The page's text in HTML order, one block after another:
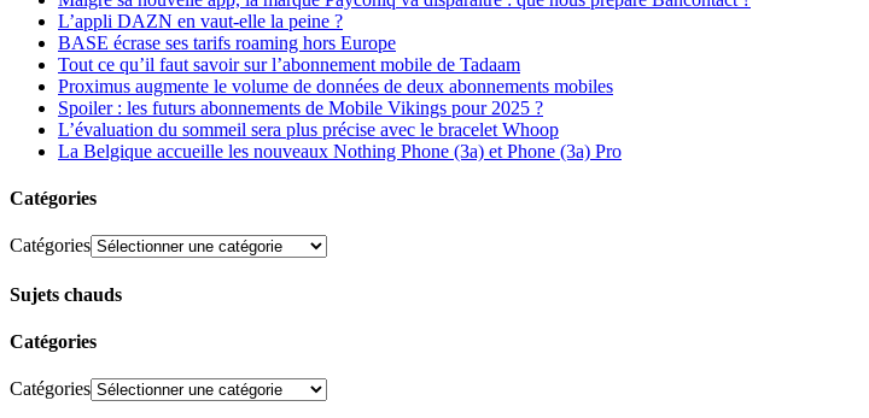
L’appli DAZN en vaut-elle la peine ?
BASE écrase ses tarifs roaming hors Europe
Tout ce qu’il faut savoir sur l’abonnement mobile de Tadaam
Proximus augmente le volume de données de deux abonnements mobiles
Spoiler : les futurs abonnements de Mobile Vikings pour 2025 ?
L’évaluation du sommeil sera plus précise avec le bracelet Whoop
La Belgique accueille les nouveaux Nothing Phone (3a) et Phone (3a) Pro
Catégories
Catégories
Sujets chauds
Catégories
Catégories